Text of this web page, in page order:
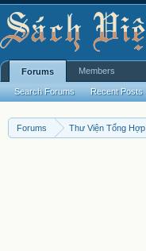
Forums Thư Viện Tổng Hợp
Forums
Search Forums Recent Posts
Members